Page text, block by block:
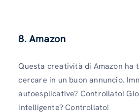
8.Amazon
Questa creatività di Amazon ha
cercare in un buon annuncio.
autoesplicative? Controllato!
intelligente? Controllato!